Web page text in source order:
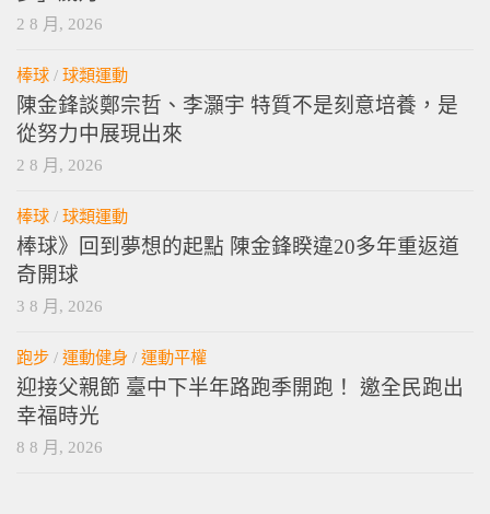
2 8 月, 2026
棒球 / 球類運動
陳金鋒談鄭宗哲、李灝宇 特質不是刻意培養，是
從努力中展現出來
2 8 月, 2026
棒球 / 球類運動
棒球》回到夢想的起點 陳金鋒睽違20多年重返道
奇開球
3 8 月, 2026
跑步 / 運動健身 / 運動平權
迎接父親節 臺中下半年路跑季開跑！ 邀全民跑出
幸福時光
8 8 月, 2026